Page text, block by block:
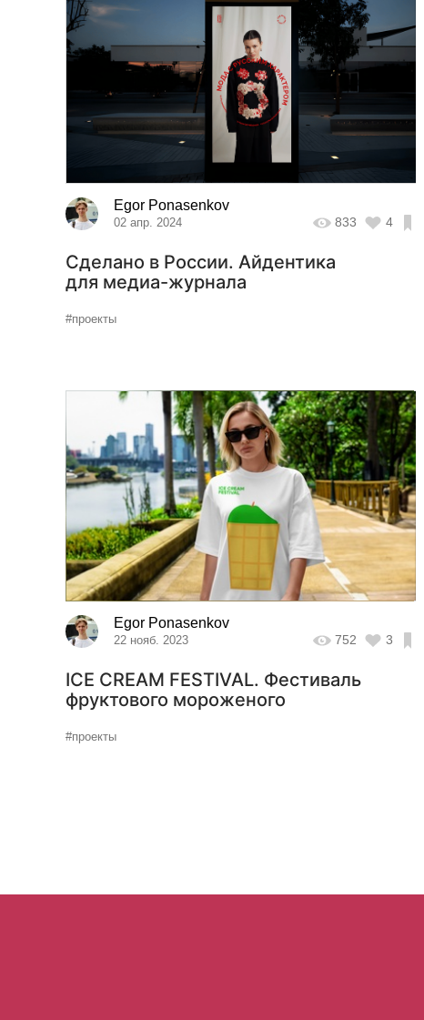
Egor Ponasenkov
02 апр. 2024 833 4
Сделано в России. Айдентика
для медиа-журнала
#проекты
Egor Ponasenkov
22 нояб. 2023 752 3
ICE CREAM FESTIVAL. Фестиваль
фруктового мороженого
#проекты